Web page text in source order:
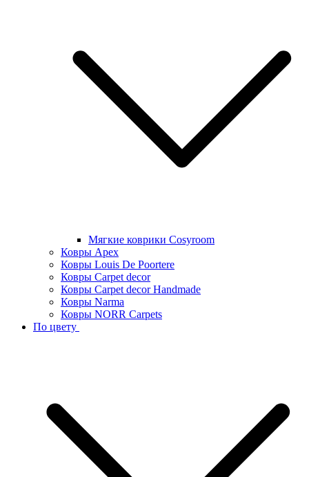
Мягкие коврики Cosyroom
Ковры Apex
Ковры Louis De Poortere
Ковры Carpet decor
Ковры Carpet decor Handmade
Ковры Narma
Ковры NORR Carpets
По цвету